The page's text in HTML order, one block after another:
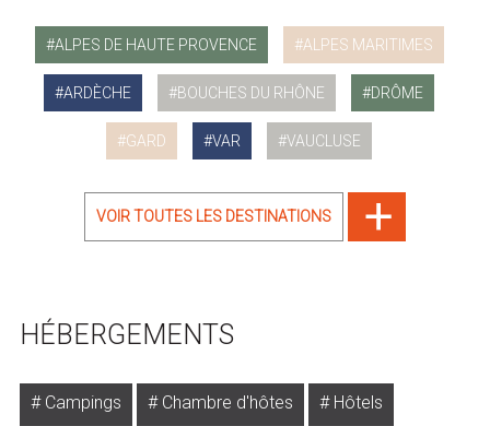
ALPES DE HAUTE PROVENCE ALPES MARITIMES
ARDÈCHE BOUCHES DU RHÔNE DRÔME
GARD VAR VAUCLUSE
VOIR TOUTES LES DESTINATIONS
HÉBERGEMENTS
Campings Chambre d'hôtes Hôtels